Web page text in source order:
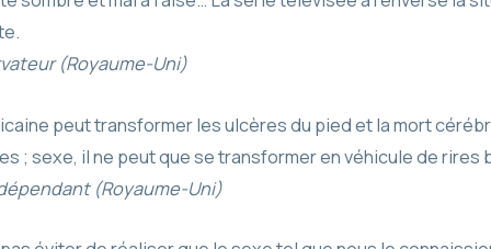
(Royaume-Uni)
peut transformer les ulcères du pied et la mort
; sexe, il ne peut que se transformer en véhicule de rires
(Royaume-Uni)